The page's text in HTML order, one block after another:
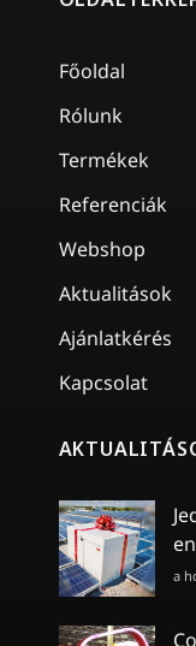
Főoldal
Rólunk
Termékek
Referenciák
Webshop
Aktualitások
Ajánlatkérés
Kapcsolat
a